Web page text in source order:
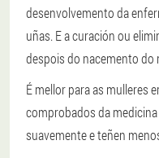
desenvolvemento da
uñas. E a curación ou
despois do nacemento do
É mellor para as mulleres
comprobados da
suavemente e teñen